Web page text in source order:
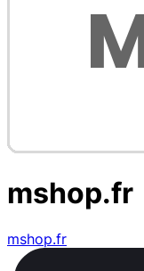
mshop.fr
mshop.fr